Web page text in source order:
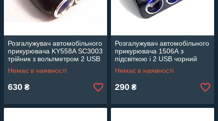
Розгалужувач автомобільного
прикурювача KY558A SC3003
трійник з вольтметром 2 USB
і підсвіткою
Немає в наявності
630 ₴
Розгалужувач автомобільного
прикурювача 1506А з
підсвіткою і 2 USB чорний
Немає в наявності
290 ₴